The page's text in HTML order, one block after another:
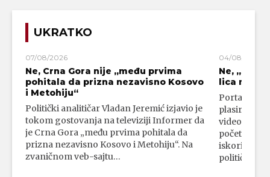
UKRATKO
07/08/2026
Ne, Crna Gora nije „među prvima
pohitala da prizna nezavisno Kosovo
i Metohiju“
Politički analitičar Vladan Jeremić izjavio je
tokom gostovanja na televiziji Informer da
je Crna Gora „među prvima pohitala da
prizna nezavisno Kosovo i Metohiju“. Na
zvaničnom veb-sajtu…
04/08/2026
Ne,
lica
Portal 24
plasirali su
video-
početka
iskorišćava
političkim